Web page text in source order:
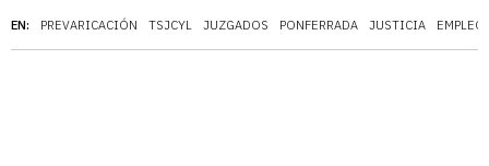
EN: PREVARICACIÓN TSJCYL JUZGADOS PONFERRADA JUSTICIA EMPLEO